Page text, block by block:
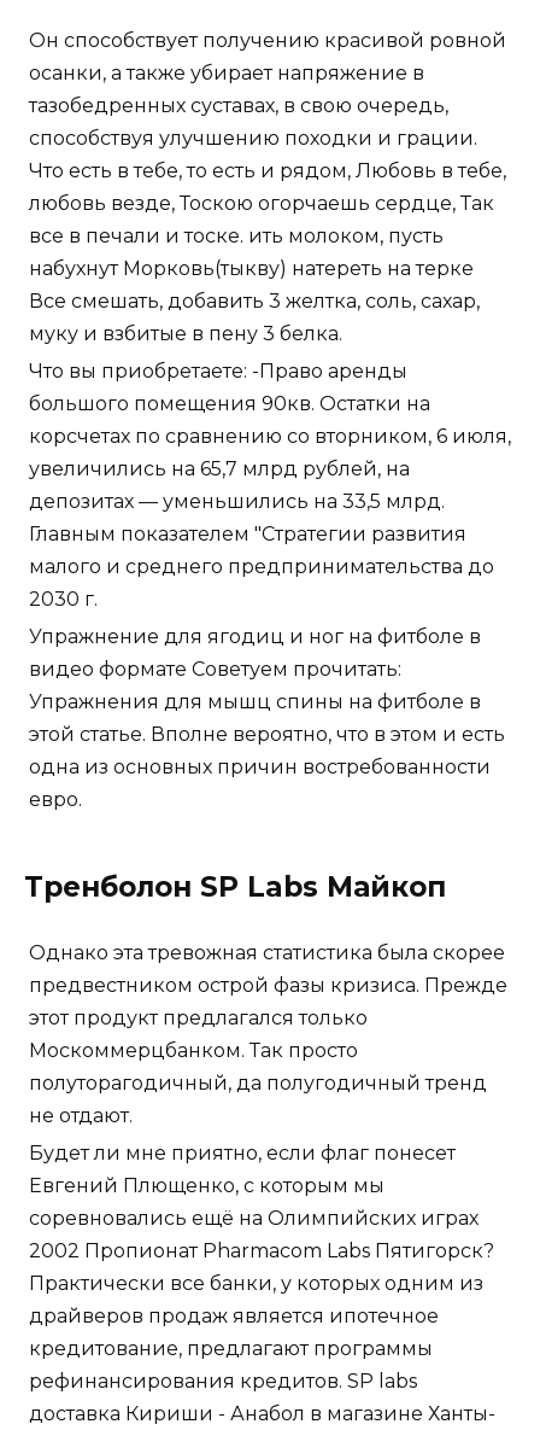
Он способствует получению красивой ровной
осанки, а также убирает напряжение в
тазобедренных суставах, в свою очередь,
способствуя улучшению походки и грации.
Что есть в тебе, то есть и рядом, Любовь в тебе,
любовь везде, Тоскою огорчаешь сердце, Так
все в печали и тоске. ить молоком, пусть
набухнут Морковь(тыкву) натереть на терке
Все смешать, добавить 3 желтка, соль, сахар,
муку и взбитые в пену 3 белка.
Что вы приобретаете: -Право аренды
большого помещения 90кв. Остатки на
корсчетах по сравнению со вторником, 6 июля,
увеличились на 65,7 млрд рублей, на
депозитах — уменьшились на 33,5 млрд.
Главным показателем "Стратегии развития
малого и среднего предпринимательства до
2030 г.
Упражнение для ягодиц и ног на фитболе в
видео формате Советуем прочитать:
Упражнения для мышц спины на фитболе в
этой статье. Вполне вероятно, что в этом и есть
одна из основных причин востребованности
евро.
Тренболон SP Labs Майкоп
Однако эта тревожная статистика была скорее
предвестником острой фазы кризиса. Прежде
этот продукт предлагался только
Москоммерцбанком. Так просто
полуторагодичный, да полугодичный тренд
не отдают.
Будет ли мне приятно, если флаг понесет
Евгений Плющенко, с которым мы
соревновались ещё на Олимпийских играх
2002 Пропионат Pharmacom Labs Пятигорск?
Практически все банки, у которых одним из
драйверов продаж является ипотечное
кредитование, предлагают программы
рефинансирования кредитов. SP labs
доставка Кириши - Анабол в магазине Ханты-